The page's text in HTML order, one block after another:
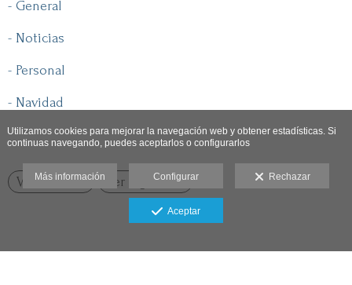
- General
- Noticias
- Personal
- Navidad
Ver anterior Ver siguiente
Utilizamos cookies para mejorar la navegación web y obtener estadísticas. Si
continuas navegando, puedes aceptarlos o configurarlos
Más información Configurar Rechazar
Aceptar